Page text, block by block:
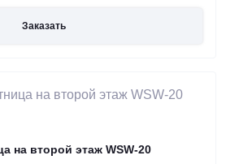
Заказать
на второй этаж WSW-20